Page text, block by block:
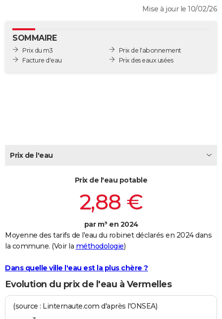
Art de vivre
Bien-être
Loisirs
Mode
Modes de vie
SANTE
Alimentation
Guide de la santé
Maladies
Médicaments
Sommeil
VOYAGE
Carte de Noël
Carte Bonne année
Carte Saint-Valentin
Carte Pâques
Carte d'anniversaire
DICTIONNAIRE
FORUM
Mise à jour le 10/02/26
SOMMAIRE
Prix du m3
Facture d'eau
Prix de l'abonnement
Prix des eaux usées
Prix de l'eau
Prix de l'eau potable
2,88 €
par m³ en 2024
Moyenne des tarifs de l'eau du robinet déclarés en 2024 dans
la commune. (Voir la méthodologie)
Dans quelle ville l'eau est la plus chère ?
Evolution du prix de l'eau à Vermelles
(source : Linternaute.com d'après l'ONSEA)